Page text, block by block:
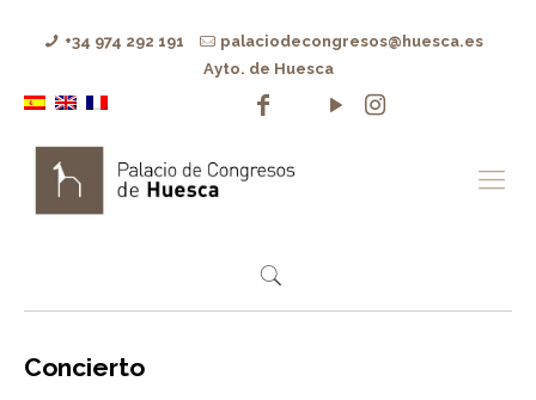
+34 974 292 191
palaciodecongresos@huesca.es
Ayto. de Huesca
Concierto